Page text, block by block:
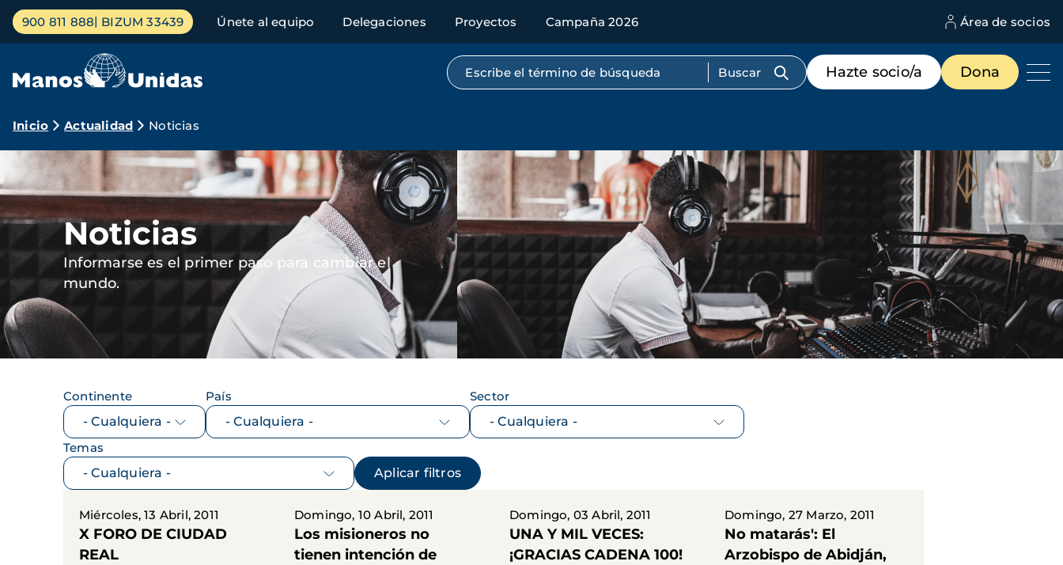
Pasar
contenido
Menú
principal
900 811 888 BIZUM 33439 Únete al equipo Delegaciones Proyectos Campaña 2026 Área de socios
Búsqueda por texto completo
Menú
de
destacados
Hazte socio/a Dona
Ruta
de
navegación
Inicio Actualidad Noticias
Imagen Imagen
Noticias
Informarse es el primer paso para cambiar el
mundo.
Continente País Sector
Temas
Miércoles, 13 Abril, 2011
X FORO DE CIUDAD
REAL
Domingo, 10 Abril, 2011
Los misioneros no
tienen intención de
Domingo, 03 Abril, 2011
UNA Y MIL VECES:
¡GRACIAS CADENA 100!
Domingo, 27 Marzo, 2011
No matarás': El
Arzobispo de Abidján,